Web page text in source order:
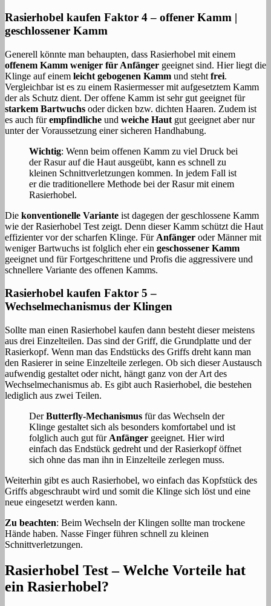
Rasierhobel kaufen Faktor 4 – offener Kamm |
geschlossener Kamm
Generell könnte man behaupten, dass Rasierhobel mit einem
offenem Kamm weniger für Anfänger geeignet sind. Hier liegt die
Klinge auf einem leicht gebogenen Kamm und steht frei.
Vergleichbar ist es zu einem Rasiermesser mit aufgesetztem Kamm
der als Schutz dient. Der offene Kamm ist sehr gut geeignet für
starkem Bartwuchs oder dicken bzw. dichten Haaren. Zudem ist
es auch fürempfindliche und weiche Haut gut geeignet aber nur
unter der Voraussetzung einer sicheren Handhabung.
Wichtig: Wenn beim offenen Kamm zu viel Druck bei
der Rasur auf die Haut ausgeübt, kann es schnell zu
kleinen Schnittverletzungen kommen. In jedem Fall ist
er die traditionellere Methode bei der Rasur mit einem
Rasierhobel.
Die konventionelle Variante ist dagegen der geschlossene Kamm
wie der Rasierhobel Test zeigt. Denn dieser Kamm schützt die Haut
effizienter vor der scharfen Klinge. Für Anfänger oder Männer mit
weniger Bartwuchs ist folglich eher ein geschossener Kamm
geeignet und für Fortgeschrittene und Profis die aggressivere und
schnellere Variante des offenen Kamms.
Rasierhobel kaufen Faktor 5 –
Wechselmechanismus der Klingen
Sollte man einen Rasierhobel kaufen dann besteht dieser meistens
aus drei Einzelteilen. Das sind der Griff, die Grundplatte und der
Rasierkopf. Wenn man das Endstücks des Griffs dreht kann man
den Rasierer in seine Einzelteile zerlegen. Ob sich dieser Austausch
aufwendig gestaltet oder nicht, hängt ganz von der Art des
Wechselmechanismus ab. Es gibt auch Rasierhobel, die bestehen
lediglich aus zwei Teilen.
DerButterfly-Mechanismus für das Wechseln der
Klinge gestaltet sich als besonders komfortabel und ist
folglich auch gut für Anfänger geeignet. Hier wird
einfach das Endstück gedreht und der Rasierkopf öffnet
sich ohne das man ihn in Einzelteile zerlegen muss.
Weiterhin gibt es auch Rasierhobel, wo einfach das Kopfstück des
Griffs abgeschraubt wird und somit die Klinge sich löst und eine
neue eingesetzt werden kann.
Zu beachten: Beim Wechseln der Klingen sollte man trockene
Hände haben. Nasse Finger führen schnell zu kleinen
Schnittverletzungen.
Rasierhobel Test – Welche Vorteile hat
ein Rasierhobel?